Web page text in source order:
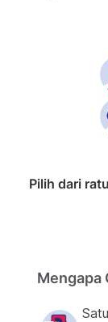
Pilih dari
Mengapa